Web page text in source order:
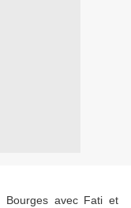
avec Fati et